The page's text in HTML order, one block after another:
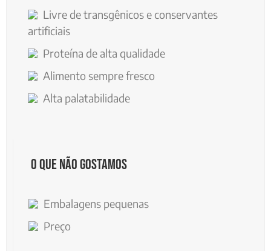
Livre de transgênicos e conservantes
artificiais
Proteína de alta qualidade
Alimento sempre fresco
Alta palatabilidade
O que não gostamos
Embalagens pequenas
Preço